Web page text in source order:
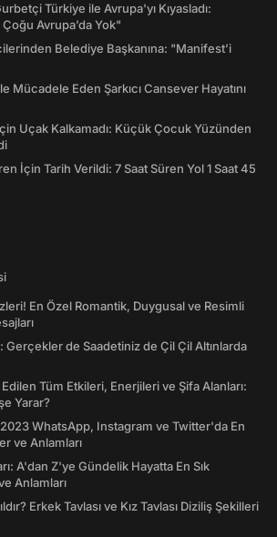
Türkiye ile Avrupa'yı Kıyasladı:
Avrupa’da Yok"
Belediye Başkanına: "Manifest’i
Mücadele Eden Şarkıcı Cansever Hayatını
Uçak Kalkamadı: Küçük Çocuk Yüzünden
İçin Tarih Verildi: 7 Saat Süren Yol 1 Saat 45
En Özel Romantik, Duygusal ve Resimli
Gerçekler de Saadetiniz de Çil Çil Altınlarda
Tüm Etkileri, Enerjileri ve Şifa Alanları:
Yarar?
WhatsApp, Instagram ve Twitter'da En
ve Anlamları
A'dan Z'ye Gündelik Hayatta En Sık
Anlamları
Erkek Tavlası ve Kız Tavlası Diziliş Şekilleri